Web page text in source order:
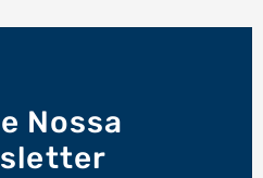
Nossa